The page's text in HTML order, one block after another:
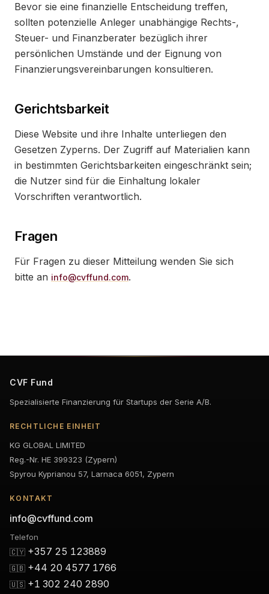
Bevor sie eine finanzielle Entscheidung treffen,
sollten potenzielle Anleger unabhängige Rechts-,
Steuer- und Finanzberater bezüglich ihrer
persönlichen Umstände und der Eignung von
Finanzierungsvereinbarungen konsultieren.
Gerichtsbarkeit
Diese Website und ihre Inhalte unterliegen den
Gesetzen Zyperns. Der Zugriff auf Materialien kann
in bestimmten Gerichtsbarkeiten eingeschränkt sein;
die Nutzer sind für die Einhaltung lokaler
Vorschriften verantwortlich.
Fragen
Für Fragen zu dieser Mitteilung wenden Sie sich
bitte an info@cvffund.com.
CVF Fund
Spezialisierte Finanzierung für Startups der Serie A/B.
RECHTLICHE EINHEIT
KG GLOBAL LIMITED
Reg.-Nr. HE 399323 (Zypern)
Spyrou Kyprianou 57, Larnaca 6051, Zypern
KONTAKT
info@cvffund.com
Telefon
🇨🇾 +357 25 123889
🇬🇧 +44 20 4577 1766
🇺🇸 +1 302 240 2890